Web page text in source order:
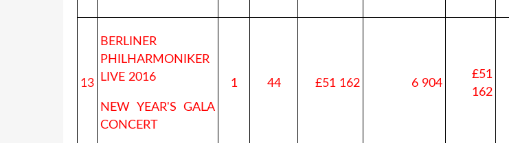
13
BERLINER
PHILHARMONIKER
LIVE 2016
NEW YEAR'S GALA
CONCERT
1 44 £51 162 6 904
£51
162